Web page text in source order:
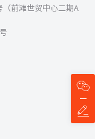
（前滩世贸中心二期A